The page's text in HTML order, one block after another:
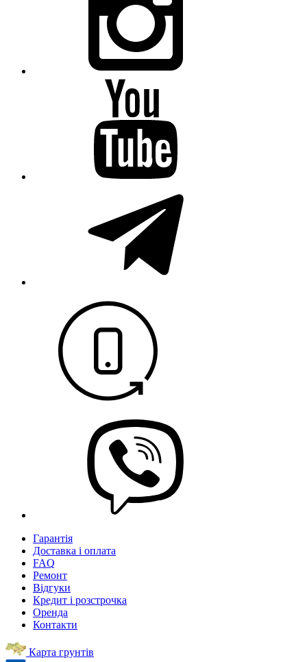
Гарантія
Доставка і оплата
FAQ
Ремонт
Відгуки
Кредит і розстрочка
Оренда
Контакти
Карта грунтів